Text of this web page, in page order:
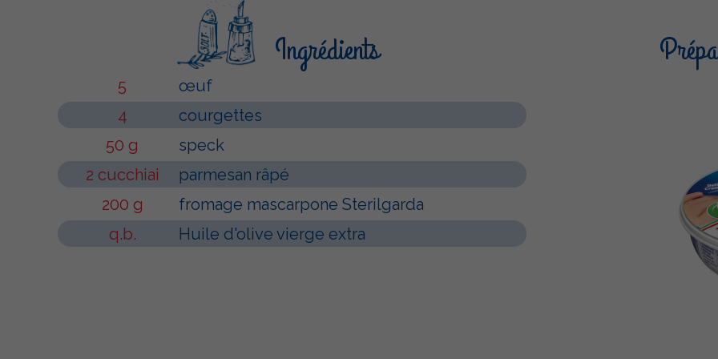
Ingrédients
5
œuf
4
courgettes
50 g
speck
2 cucchiai
parmesan râpé
200 g
fromage mascarpone Sterilgarda
q.b.
Huile d'olive vierge extra